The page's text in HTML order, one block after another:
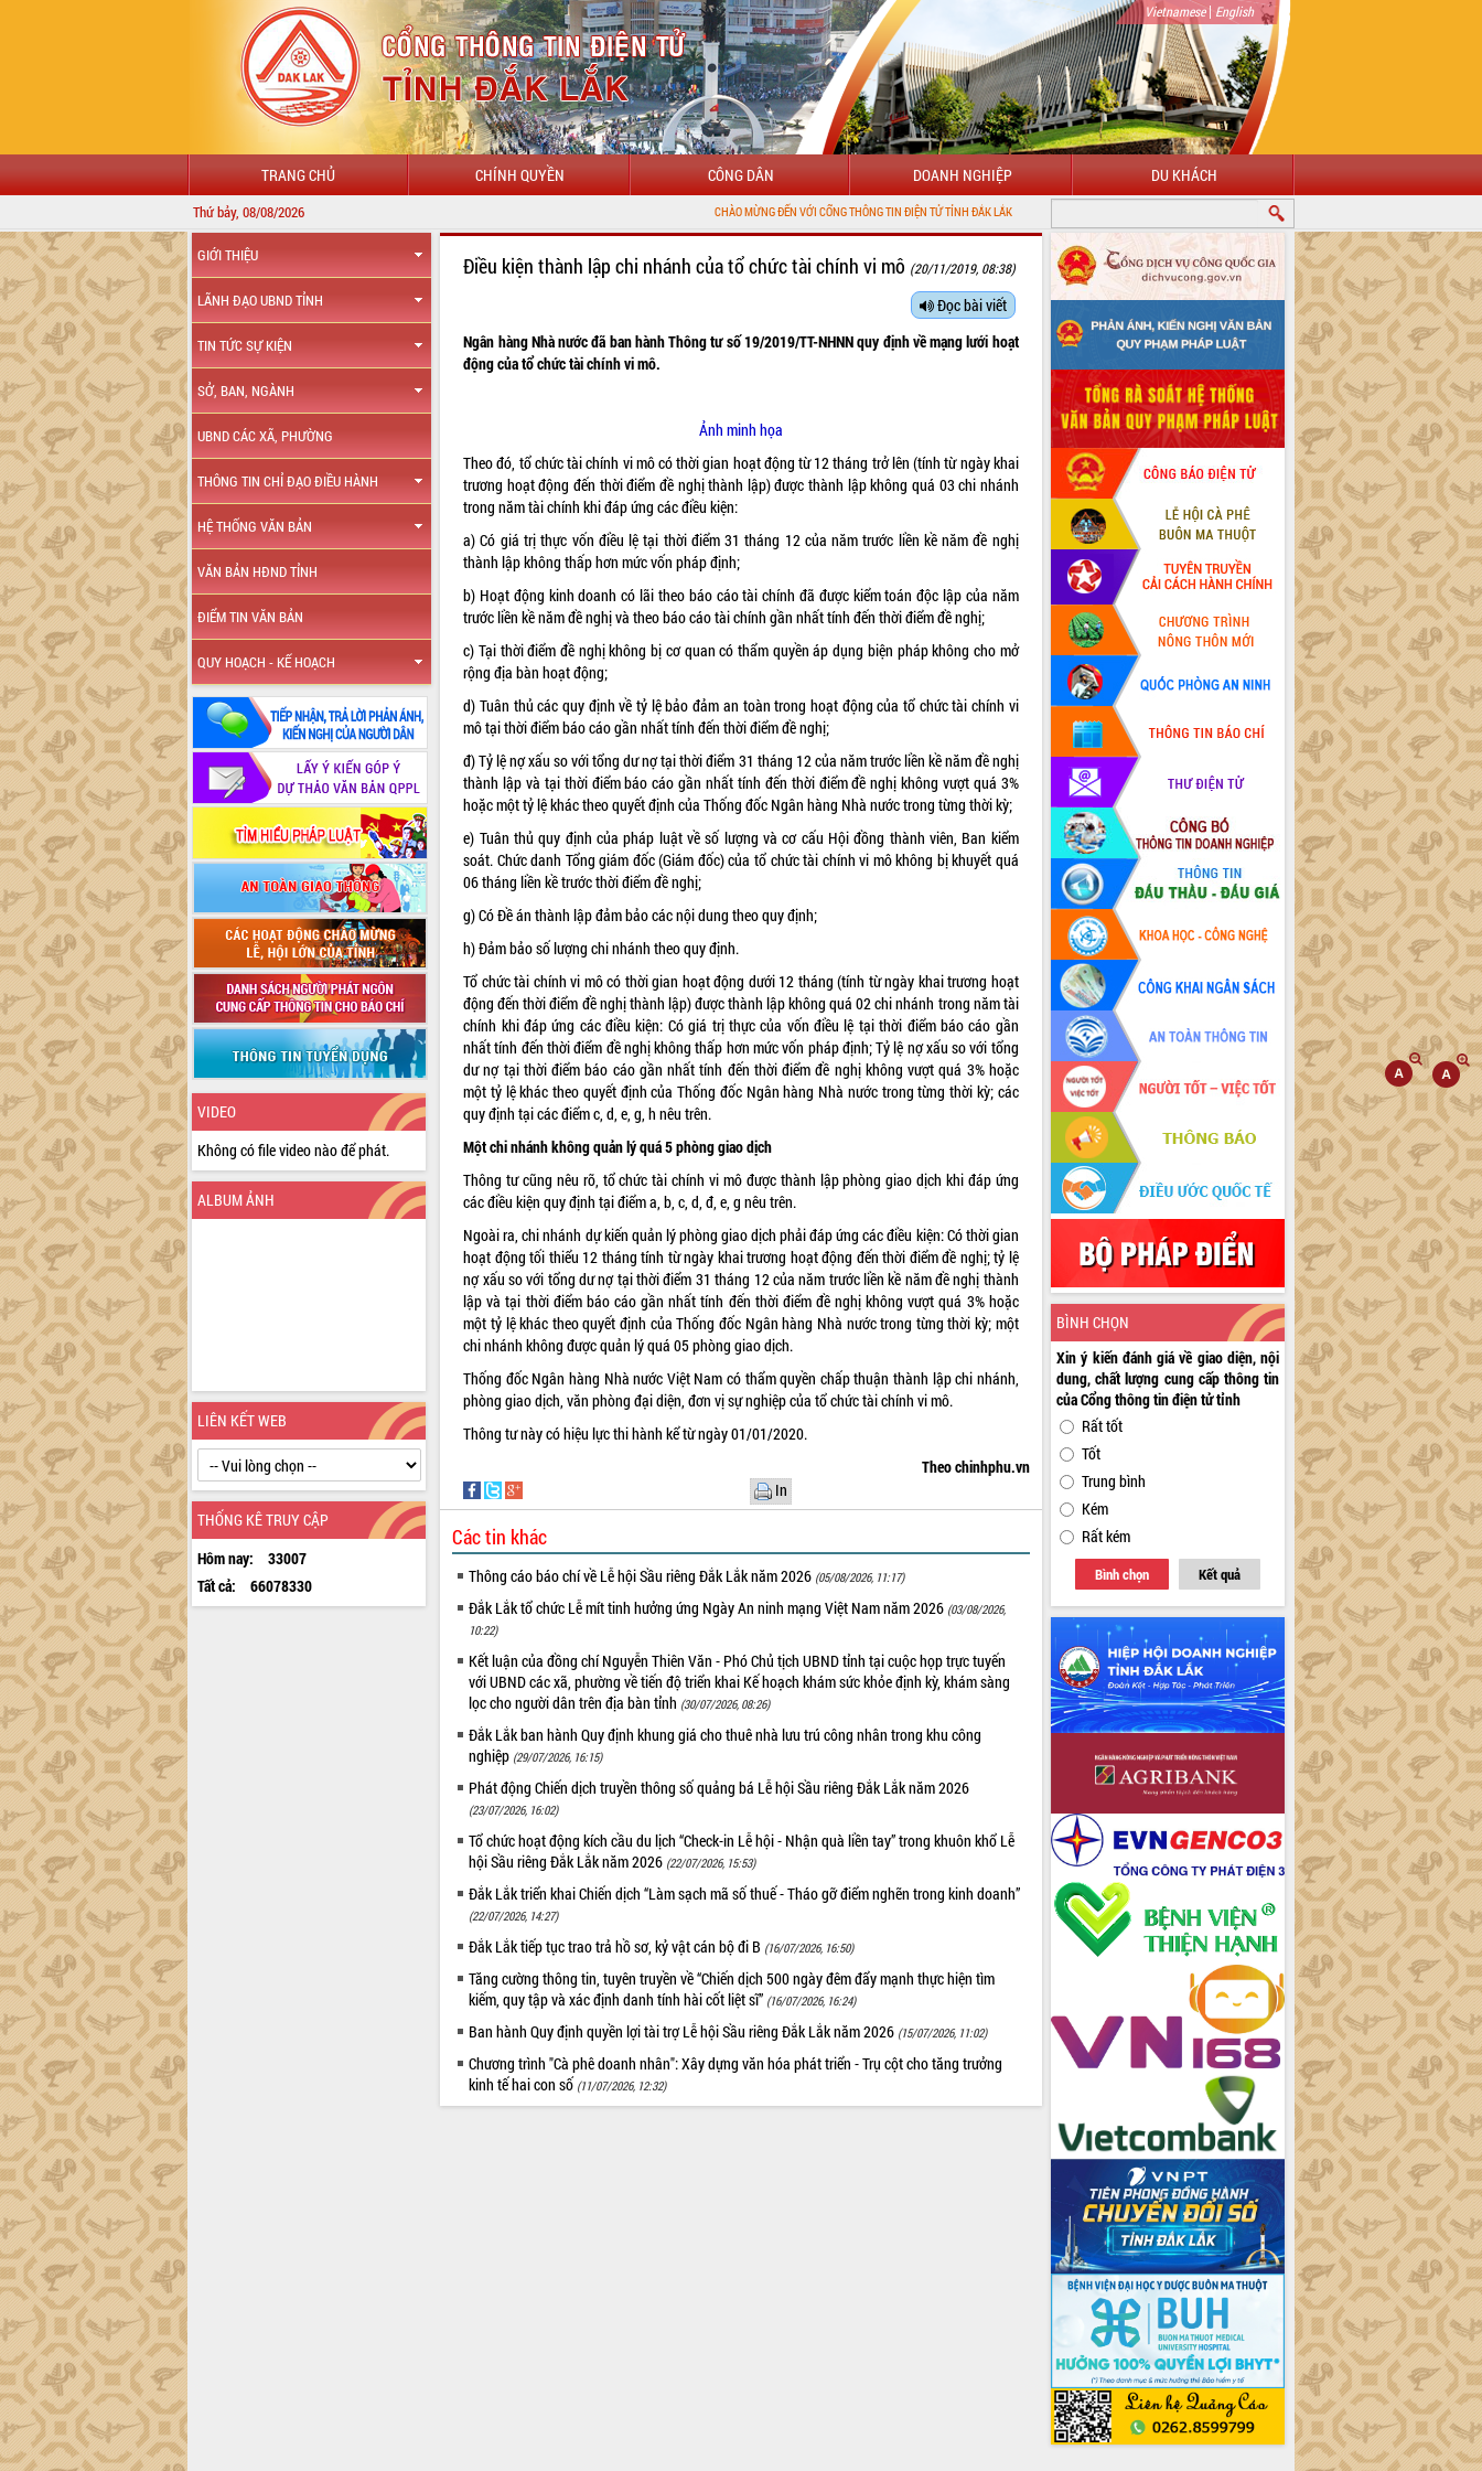
Vietnamese| English
TRANG CHỦ CHÍNH QUYỀN CÔNG DÂN DOANH NGHIỆP DU KHÁCH
Thứ bảy, 08/08/2026 CHÀO MỪNG ĐẾN VỚI CỔNG THÔNG TIN ĐIỆN TỬ TỈNH ĐẮK LẮK
GIỚI THIỆU
LÃNH ĐẠO UBND TỈNH
TIN TỨC SỰ KIỆN
SỞ, BAN, NGÀNH
UBND CÁC XÃ, PHƯỜNG
THÔNG TIN CHỈ ĐẠO ĐIỀU HÀNH
HỆ THỐNG VĂN BẢN
VĂN BẢN HĐND TỈNH
ĐIỂM TIN VĂN BẢN
QUY HOẠCH - KẾ HOẠCH
VIDEO
Không có file video nào để phát.
ALBUM ẢNH
LIÊN KẾT WEB
THỐNG KÊ TRUY CẬP
Hôm nay:
33007
Tất cả:
66078330
Điều kiện thành lập chi nhánh của tổ chức tài chính vi mô (20/11/2019, 08:38)
Đọc bài viết
Ngân hàng Nhà nước đã ban hành Thông tư số 19/2019/TT-NHNN quy định về mạng lưới hoạt
động của tổ chức tài chính vi mô.
Ảnh minh họa
Theo đó, tổ chức tài chính vi mô có thời gian hoạt động từ 12 tháng trở lên (tính từ ngày khai
trương hoạt động đến thời điểm đề nghị thành lập) được thành lập không quá 03 chi nhánh
trong năm tài chính khi đáp ứng các điều kiện:
a) Có giá trị thực vốn điều lệ tại thời điểm 31 tháng 12 của năm trước liền kề năm đề nghị
thành lập không thấp hơn mức vốn pháp định;
b) Hoạt động kinh doanh có lãi theo báo cáo tài chính đã được kiểm toán độc lập của năm
trước liền kề năm đề nghị và theo báo cáo tài chính gần nhất tính đến thời điểm đề nghị;
c) Tại thời điểm đề nghị không bị cơ quan có thẩm quyền áp dụng biện pháp không cho mở
rộng địa bàn hoạt động;
d) Tuân thủ các quy định về tỷ lệ bảo đảm an toàn trong hoạt động của tổ chức tài chính vi
mô tại thời điểm báo cáo gần nhất tính đến thời điểm đề nghị;
đ) Tỷ lệ nợ xấu so với tổng dư nợ tại thời điểm 31 tháng 12 của năm trước liền kề năm đề nghị
thành lập và tại thời điểm báo cáo gần nhất tính đến thời điểm đề nghị không vượt quá 3%
hoặc một tỷ lệ khác theo quyết định của Thống đốc Ngân hàng Nhà nước trong từng thời kỳ;
e) Tuân thủ quy định của pháp luật về số lượng và cơ cấu Hội đồng thành viên, Ban kiểm
soát. Chức danh Tổng giám đốc (Giám đốc) của tổ chức tài chính vi mô không bị khuyết quá
06 tháng liền kề trước thời điểm đề nghị;
g) Có Đề án thành lập đảm bảo các nội dung theo quy định;
h) Đảm bảo số lượng chi nhánh theo quy định.
Tổ chức tài chính vi mô có thời gian hoạt động dưới 12 tháng (tính từ ngày khai trương hoạt
động đến thời điểm đề nghị thành lập) được thành lập không quá 02 chi nhánh trong năm tài
chính khi đáp ứng các điều kiện: Có giá trị thực của vốn điều lệ tại thời điểm báo cáo gần
nhất tính đến thời điểm đề nghị không thấp hơn mức vốn pháp định; Tỷ lệ nợ xấu so với tổng
dư nợ tại thời điểm báo cáo gần nhất tính đến thời điểm đề nghị không vượt quá 3% hoặc
một tỷ lệ khác theo quyết định của Thống đốc Ngân hàng Nhà nước trong từng thời kỳ; các
quy định tại các điểm c, d, e, g, h nêu trên.
Một chi nhánh không quản lý quá 5 phòng giao dịch
Thông tư cũng nêu rõ, tổ chức tài chính vi mô được thành lập phòng giao dịch khi đáp ứng
các điều kiện quy định tại điểm a, b, c, d, đ, e, g nêu trên.
Ngoài ra, chi nhánh dự kiến quản lý phòng giao dịch phải đáp ứng các điều kiện: Có thời gian
hoạt động tối thiểu 12 tháng tính từ ngày khai trương hoạt động đến thời điểm đề nghị; tỷ lệ
nợ xấu so với tổng dư nợ tại thời điểm 31 tháng 12 của năm trước liền kề năm đề nghị thành
lập và tại thời điểm báo cáo gần nhất tính đến thời điểm đề nghị không vượt quá 3% hoặc
một tỷ lệ khác theo quyết định của Thống đốc Ngân hàng Nhà nước trong từng thời kỳ; một
chi nhánh không được quản lý quá 05 phòng giao dịch.
Thống đốc Ngân hàng Nhà nước Việt Nam có thẩm quyền chấp thuận thành lập chi nhánh,
phòng giao dịch, văn phòng đại diện, đơn vị sự nghiệp của tổ chức tài chính vi mô.
Thông tư này có hiệu lực thi hành kể từ ngày 01/01/2020.
Theo chinhphu.vn
In
Các tin khác
Thông cáo báo chí về Lễ hội Sầu riêng Đắk Lắk năm 2026 (05/08/2026, 11:17)
Đắk Lắk tổ chức Lễ mít tinh hưởng ứng Ngày An ninh mạng Việt Nam năm 2026 (03/08/2026,
10:22)
Kết luận của đồng chí Nguyễn Thiên Văn - Phó Chủ tịch UBND tỉnh tại cuộc họp trực tuyến
với UBND các xã, phường về tiến độ triển khai Kế hoạch khám sức khỏe định kỳ, khám sàng
lọc cho người dân trên địa bàn tỉnh (30/07/2026, 08:26)
Đắk Lắk ban hành Quy định khung giá cho thuê nhà lưu trú công nhân trong khu công
nghiệp (29/07/2026, 16:15)
Phát động Chiến dịch truyền thông số quảng bá Lễ hội Sầu riêng Đắk Lắk năm 2026
(23/07/2026, 16:02)
Tổ chức hoạt động kích cầu du lịch “Check-in Lễ hội - Nhận quà liền tay” trong khuôn khổ Lễ
hội Sầu riêng Đắk Lắk năm 2026 (22/07/2026, 15:53)
Đắk Lắk triển khai Chiến dịch “Làm sạch mã số thuế - Tháo gỡ điểm nghẽn trong kinh doanh”
(22/07/2026, 14:27)
Đắk Lắk tiếp tục trao trả hồ sơ, kỷ vật cán bộ đi B (16/07/2026, 16:50)
Tăng cường thông tin, tuyên truyền về “Chiến dịch 500 ngày đêm đẩy mạnh thực hiện tìm
kiếm, quy tập và xác định danh tính hài cốt liệt sĩ” (16/07/2026, 16:24)
Ban hành Quy định quyền lợi tài trợ Lễ hội Sầu riêng Đắk Lắk năm 2026 (15/07/2026, 11:02)
Chương trình "Cà phê doanh nhân": Xây dựng văn hóa phát triển - Trụ cột cho tăng trưởng
kinh tế hai con số (11/07/2026, 12:32)
BÌNH CHỌN
Xin ý kiến đánh giá về giao diện, nội
dung, chất lượng cung cấp thông tin
của Cổng thông tin điện tử tỉnh
Rất tốt
Tốt
Trung bình
Kém
Rất kém
Bình chọn Kết quả